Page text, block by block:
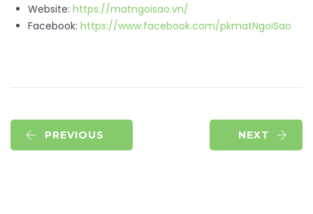
Website: https://matngoisao.vn/
Facebook: https://www.facebook.com/pkmatNgoiSao
PREVIOUS NEXT